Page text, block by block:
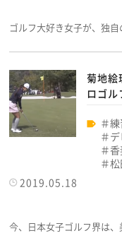
ゴルフ大好き女子が、独
菊地
ロゴ
2019.05.18
今、日本女子ゴルフ界は